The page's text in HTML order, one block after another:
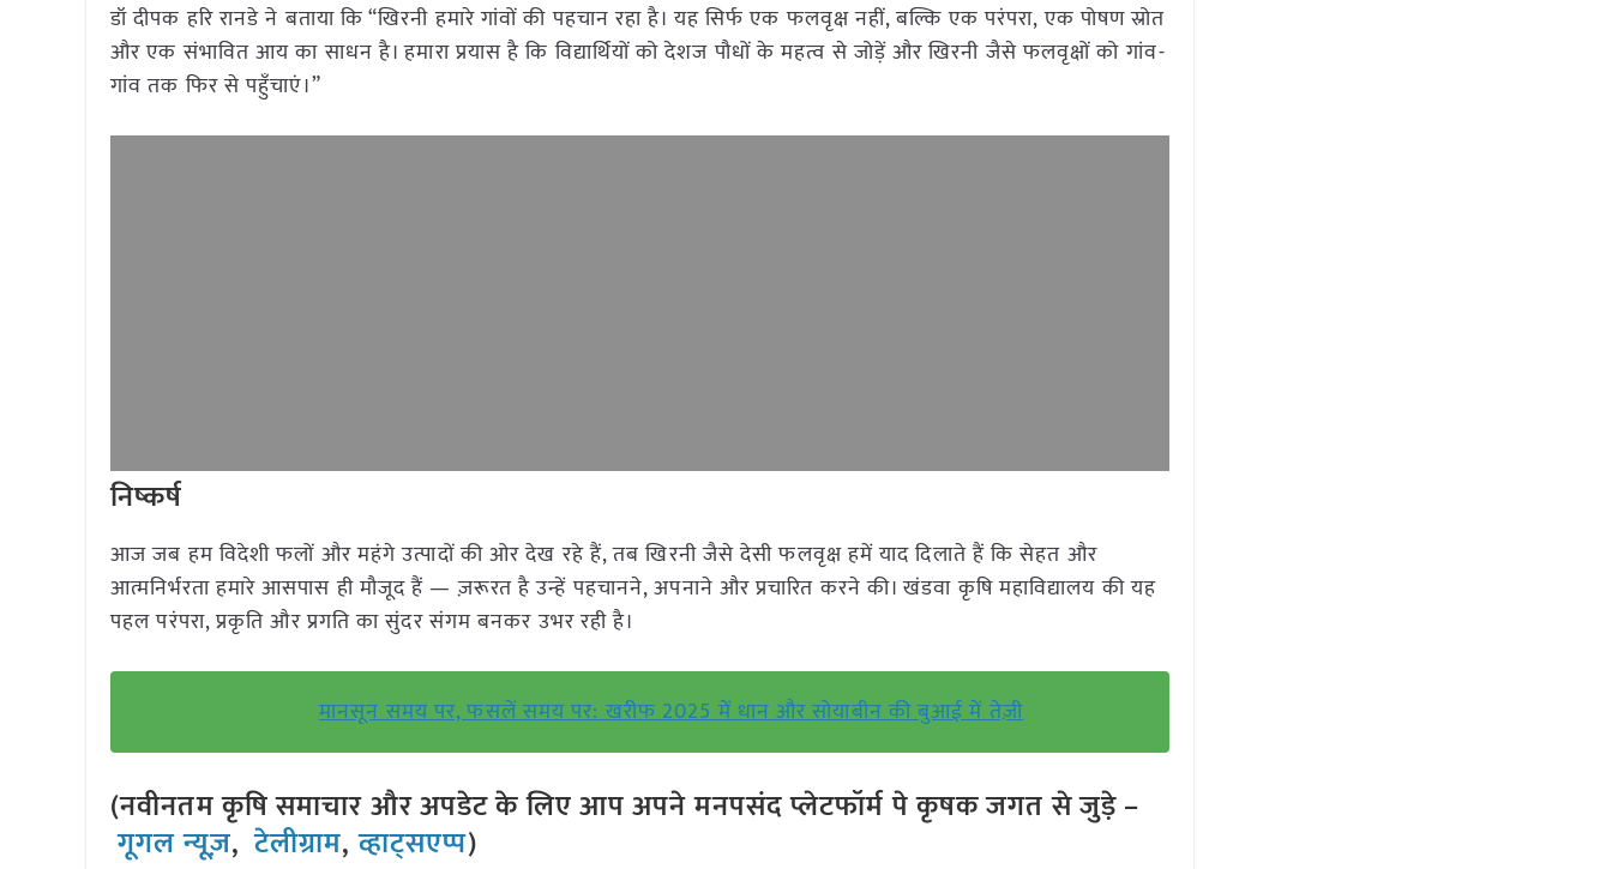
डॉ दीपक हरि रानडे ने बताया कि “खिरनी हमारे गांवों की पहचान रहा है। यह सिर्फ एक फलवृक्ष नहीं, बल्कि एक परंपरा, एक पोषण स्रोत
और एक संभावित आय का साधन है। हमारा प्रयास है कि विद्यार्थियों को देशज पौधों के महत्व से जोड़ें और खिरनी जैसे फलवृक्षों को गांव-
गांव तक फिर से पहुँचाएं।”
निष्कर्ष
आज जब हम विदेशी फलों और महंगे उत्पादों की ओर देख रहे हैं, तब खिरनी जैसे देसी फलवृक्ष हमें याद दिलाते हैं कि सेहत और
आत्मनिर्भरता हमारे आसपास ही मौजूद हैं — ज़रूरत है उन्हें पहचानने, अपनाने और प्रचारित करने की। खंडवा कृषि महाविद्यालय की यह
पहल परंपरा, प्रकृति और प्रगति का सुंदर संगम बनकर उभर रही है।
मानसून समय पर, फसलें समय पर: खरीफ 2025 में धान और सोयाबीन की बुआई में तेज़ी
(नवीनतम कृषि समाचार और अपडेट के लिए आप अपने मनपसंद प्लेटफॉर्म पे कृषक जगत से जुड़े –
गूगल न्यूज़,टेलीग्राम,व्हाट्सएप्प)